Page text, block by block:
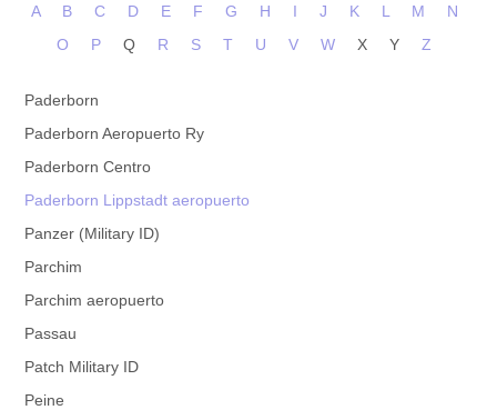
A B C D E F G H I J K L M
N
O
P Q R S T U V W X Y Z
Paderborn
Paderborn Aeropuerto Ry
Paderborn Centro
Paderborn Lippstadt aeropuerto
Panzer (Military ID)
Parchim
Parchim aeropuerto
Passau
Patch Military ID
Peine